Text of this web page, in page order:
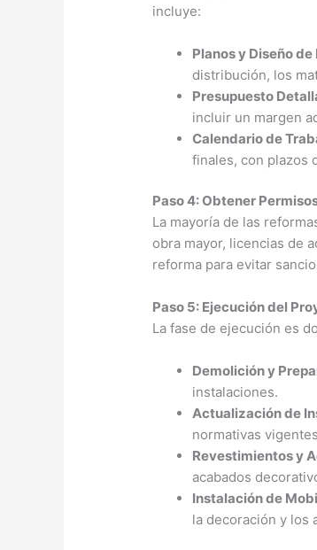
incluye:
Planos y Diseño
distribución, los
Presupuesto
incluir un margen
Calendario de
finales, con plazos
Paso 4: Obtener
La mayoría de las
obra mayor, licencias de
reforma para evitar
Paso 5: Ejecución del
La fase de ejecución es
Demolición y
instalaciones.
Actualización de
normativas
Revestimientos y
acabados
Instalación de
la decoración y los